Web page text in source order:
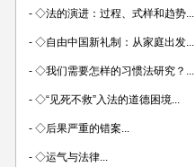
- ◇法的演进：过程、式样和趋势...
- ◇自由中国新礼制：从家庭出发...
- ◇我们需要怎样的习惯法研究？...
- ◇“见死不救”入法的道德困境...
- ◇后果严重的错案...
- ◇运气与法律...